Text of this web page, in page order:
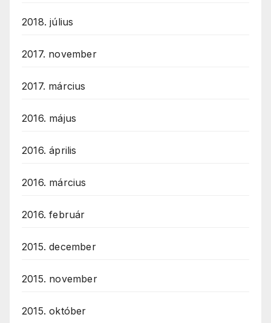
2018. július
2017. november
2017. március
2016. május
2016. április
2016. március
2016. február
2015. december
2015. november
2015. október